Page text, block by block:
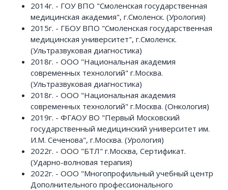
2014г. - ГОУ ВПО "Смоленская государственная
медицинская академия", г.Смоленск. (Урология)
2015г. - ГБОУ ВПО "Смоленская государственная
медицинская университет", г.Смоленск.
(Ультразвуковая диагностика)
2018г. - ООО "Национальная академия
современных технологий" г.Москва.
(Ультразвуковая диагностика)
2018г. - ООО "Национальная академия
современных технологий" г.Москва. (Онкология)
2019г. - ФГАОУ ВО "Первый Московский
государственный медицинский университет им.
И.М. Сеченова", г.Москва. (Урология)
2022г. - ООО "БТЛ" г.Москва, Сертификат.
(Ударно-волновая терапия)
2022г. - ООО "Многопрофильный учебный центр
Дополнительного профессионального